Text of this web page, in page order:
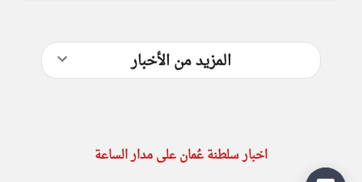
المزيد من الأخبار
اخبار سلطنة عُمان على مدار الساعة